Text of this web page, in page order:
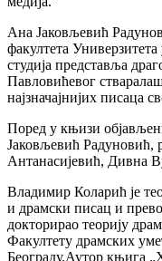
Ана Јаковљевић
факултета
студија представља
Павловићевог
најзначајнијих писаца
Поред у књизи
Јаковљевић Радуновић,
Антанасијевић, Дивна
Владимир Коларић је
и драмски писац и
докторирао теорију
Факултету драмских
Београду.Аутор књига